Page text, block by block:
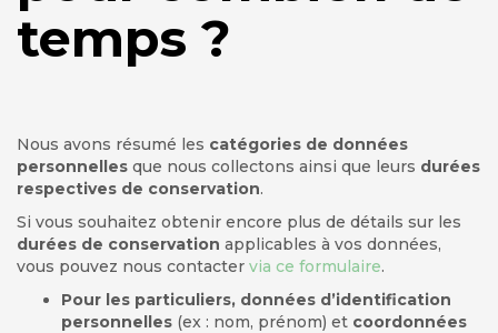
temps ?
Nous avons résumé les catégories de données
personnelles que nous collectons ainsi que leurs durées
respectives de conservation.
Si vous souhaitez obtenir encore plus de détails sur les
durées de conservation applicables à vos données,
vous pouvez nous contacter via ce formulaire.
Pour les particuliers, données d’identification
personnelles (ex : nom, prénom) et coordonnées